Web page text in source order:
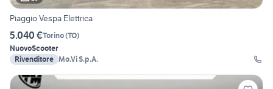
Piaggio Vespa Elettrica
5.040 €Torino(TO)
NuovoScooter
Rivenditore Mo.Vi S.p.A.